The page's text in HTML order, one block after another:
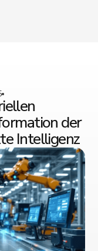
der
Intelligenz